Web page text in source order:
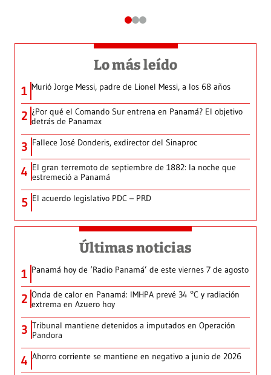
Lo más leído
1 Murió Jorge Messi, padre de Lionel Messi, a los 68 años
2 ¿Por qué el Comando Sur entrena en Panamá? El objetivo
detrás de Panamax
3 Fallece José Donderis, exdirector del Sinaproc
4 El gran terremoto de septiembre de 1882: la noche que
estremeció a Panamá
5 El acuerdo legislativo PDC – PRD
Últimas noticias
1 Panamá hoy de ‘Radio Panamá’ de este viernes 7 de agosto
2 Onda de calor en Panamá: IMHPA prevé 34 °C y radiación
extrema en Azuero hoy
3 Tribunal mantiene detenidos a imputados en Operación
Pandora
4 Ahorro corriente se mantiene en negativo a junio de 2026